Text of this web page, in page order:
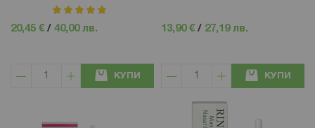
рейтинг:
20,45 € / 40,00 лв.
КУПИ
13,90 € / 27,19 лв.
КУПИ